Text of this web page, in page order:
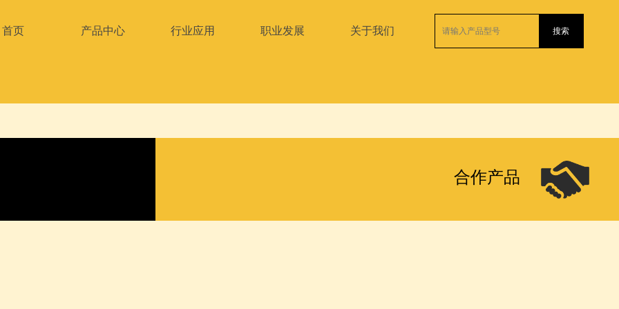
首页 产品中心 行业应用 职业发展 关于我们 搜索
合作产品